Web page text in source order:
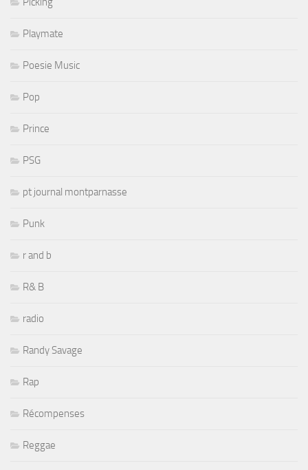
Playmate
Poesie Music
Pop
Prince
PSG
pt journal montparnasse
Punk
r and b
R& B
radio
Randy Savage
Rap
Récompenses
Reggae